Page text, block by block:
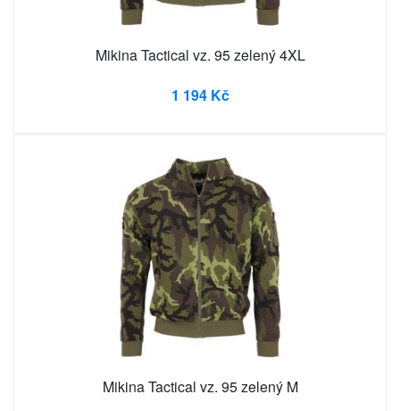
Mikina Tactical vz. 95 zelený 4XL
1 194 Kč
Mikina Tactical vz. 95 zelený M